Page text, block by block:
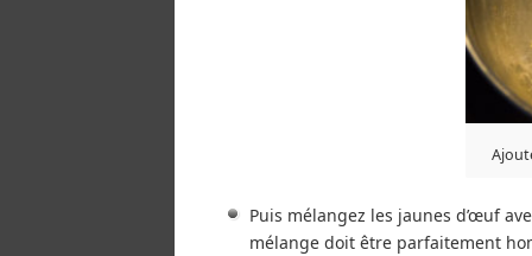
Puis mélangez les jaunes d’œuf
mélange doit être parfaitement